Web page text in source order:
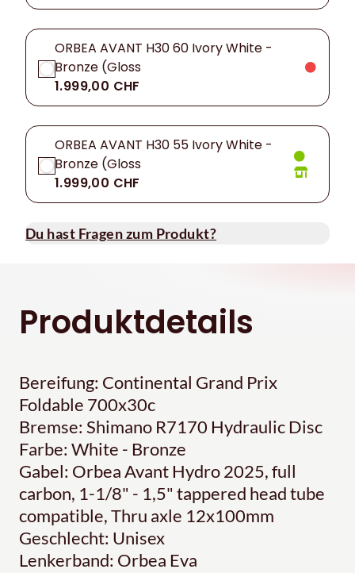
ORBEA AVANT H30 60 Ivory White -
Bronze (Gloss
1.999,00 CHF
ORBEA AVANT H30 55 Ivory White -
Bronze (Gloss
1.999,00 CHF
Du hast Fragen zum Produkt?
Produktdetails
Bereifung: Continental Grand Prix
Foldable 700x30c
Bremse: Shimano R7170 Hydraulic Disc
Farbe: White - Bronze
Gabel: Orbea Avant Hydro 2025, full
carbon, 1-1/8" - 1,5" tappered head tube
compatible, Thru axle 12x100mm
Geschlecht: Unisex
Lenkerband: Orbea Eva